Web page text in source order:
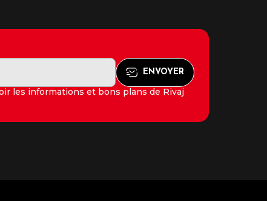
les informations et bons plans de Rivaj